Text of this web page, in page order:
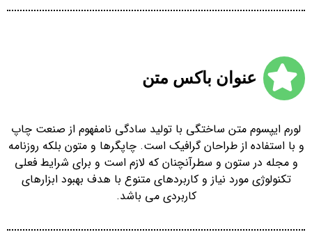
عنوان باکس متن
لورم ایپسوم متن ساختگی با تولید سادگی نامفهوم از صنعت چاپ
و با استفاده از طراحان گرافیک است. چاپگرها و متون بلکه روزنامه
و مجله در ستون و سطرآنچنان که لازم است و برای شرایط فعلی
تکنولوژی مورد نیاز و کاربردهای متنوع با هدف بهبود ابزارهای
کاربردی می باشد.